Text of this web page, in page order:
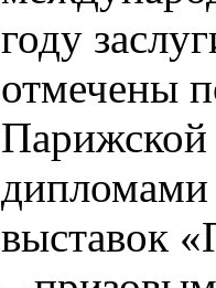
году
отмечены
Парижской
дипломами
выставок